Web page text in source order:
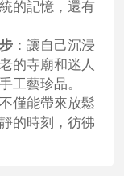
的記憶，還有
：讓自己沉浸
的寺廟和迷人
工藝珍品。
僅能帶來放鬆
的時刻，彷彿